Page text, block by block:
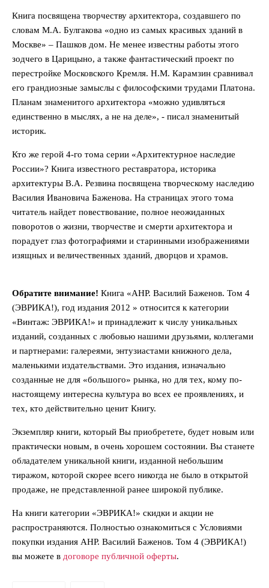
Книга посвящена творчеству архитектора, создавшего по
словам М.А. Булгакова «одно из самых красивых зданий в
Москве» – Пашков дом. Не менее известны работы этого
зодчего в Царицыно, а также фантастический проект по
перестройке Московского Кремля. Н.М. Карамзин сравнивал
его грандиозные замыслы с философскими трудами Платона.
Планам знаменитого архитектора «можно удивляться
единственно в мыслях, а не на деле», - писал знаменитый
историк.
Кто же герой 4-го тома серии «Архитектурное наследие
России»? Книга известного реставратора, историка
архитектуры В.А. Резвина посвящена творческому наследию
Василия Ивановича Баженова. На страницах этого тома
читатель найдет повествование, полное неожиданных
поворотов о жизни, творчестве и смерти архитектора и
порадует глаз фотографиями и старинными изображениями
изящных и величественных зданий, дворцов и храмов.
Обратите внимание! Книга «АНР. Василий Баженов. Том 4
(ЭВРИКА!), год издания 2012 » относится к категории
«Винтаж: ЭВРИКА!» и принадлежит к числу уникальных
изданий, созданных с любовью нашими друзьями, коллегами
и партнерами: галереями, энтузиастами книжного дела,
маленькими издательствами. Это издания, изначально
созданные не для «большого» рынка, но для тех, кому по-
настоящему интересна культура во всех ее проявлениях, и
тех, кто действительно ценит Книгу.
Экземпляр книги, который Вы приобретете, будет новым или
практически новым, в очень хорошем состоянии. Вы станете
обладателем уникальной книги, изданной небольшим
тиражом, которой скорее всего никогда не было в открытой
продаже, не представленной ранее широкой публике.
На книги категории «ЭВРИКА!» скидки и акции не
распространяются. Полностью ознакомиться с Условиями
покупки издания АНР. Василий Баженов. Том 4 (ЭВРИКА!)
вы можете в договоре публичной оферты.